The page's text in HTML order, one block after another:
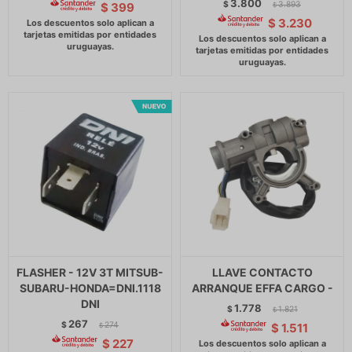
$ 399 $ 3.800 $ 3.893
$ 3.230
FLASHER - 12V 3T MITSUB-
SUBARU-HONDA=DNI.1118
DNI
$ 267 $ 274
$ 227
LLAVE CONTACTO
ARRANQUE EFFA CARGO -
$1.778 $ 1.821
$ 1.511